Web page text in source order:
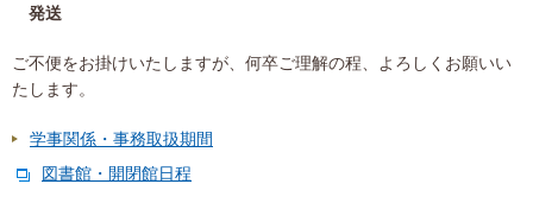
発送
ご不便をお掛けいたしますが、何卒ご理解の程、よろしくお願いい
たします。
学事関係・事務取扱期間
図書館・開閉館日程